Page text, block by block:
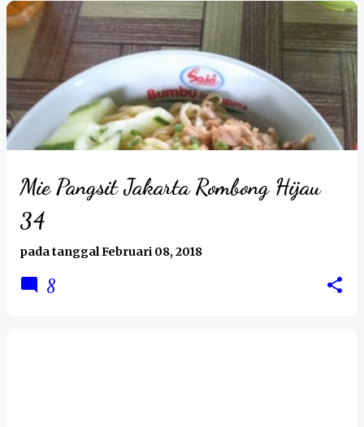
Mie Pangsit Jakarta Rombong Hijau
34
pada tanggalFebruari 08, 2018
8